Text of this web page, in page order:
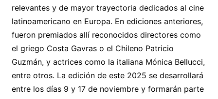
relevantes y de mayor trayectoria dedicados al cine
latinoamericano en Europa. En ediciones anteriores,
fueron premiados allí reconocidos directores como
el griego Costa Gavras o el Chileno Patricio
Guzmán, y actrices como la italiana Mónica Bellucci,
entre otros. La edición de este 2025 se desarrollará
entre los días 9 y 17 de noviembre y formarán parte